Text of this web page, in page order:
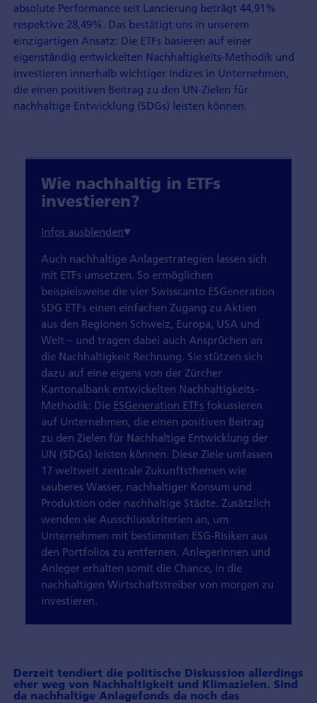
absolute Performance seit Lancierung beträgt 44,91%
respektive 28,49%. Das bestätigt uns in unserem
einzigartigen Ansatz: Die ETFs basieren auf einer
eigenständig entwickelten Nachhaltigkeits-Methodik und
investieren innerhalb wichtiger Indizes in Unternehmen,
die einen positiven Beitrag zu den UN‑Zielen für
nachhaltige Entwicklung (SDGs) leisten können.
Wie nachhaltig in ETFs
investieren?
Auch nachhaltige Anlagestrategien lassen sich
mit ETFs umsetzen. So ermöglichen
beispielsweise die vier Swisscanto ESGeneration
SDG ETFs einen einfachen Zugang zu Aktien
aus den Regionen Schweiz, Europa, USA und
Welt – und tragen dabei auch Ansprüchen an
die Nachhaltigkeit Rechnung. Sie stützen sich
dazu auf eine eigens von der Zürcher
Kantonalbank entwickelten Nachhaltigkeits-
Methodik: Die ESGeneration ETFs fokussieren
auf Unternehmen, die einen positiven Beitrag
zu den Zielen für Nachhaltige Entwicklung der
UN (SDGs) leisten können. Diese Ziele umfassen
17 weltweit zentrale Zukunftsthemen wie
sauberes Wasser, nachhaltiger Konsum und
Produktion oder nachhaltige Städte. Zusätzlich
wenden sie Ausschlusskriterien an, um
Unternehmen mit bestimmten ESG-Risiken aus
den Portfolios zu entfernen. Anlegerinnen und
Anleger erhalten somit die Chance, in die
nachhaltigen Wirtschaftstreiber von morgen zu
investieren.
Derzeit tendiert die politische Diskussion allerdings
eher weg von Nachhaltigkeit und Klimazielen. Sind
da nachhaltige Anlagefonds da noch das